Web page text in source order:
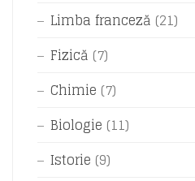
Limba franceză (21)
Fizică (7)
Chimie (7)
Biologie (11)
Istorie (9)